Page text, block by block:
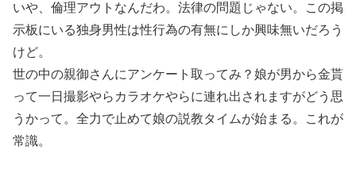
いや、倫理アウトなんだわ。法律の問題じゃない。この掲
示板にいる独身男性は性行為の有無にしか興味無いだろう
けど。
世の中の親御さんにアンケート取ってみ？娘が男から金貰
って一日撮影やらカラオケやらに連れ出されますがどう思
うかって。全力で止めて娘の説教タイムが始まる。これが
常識。